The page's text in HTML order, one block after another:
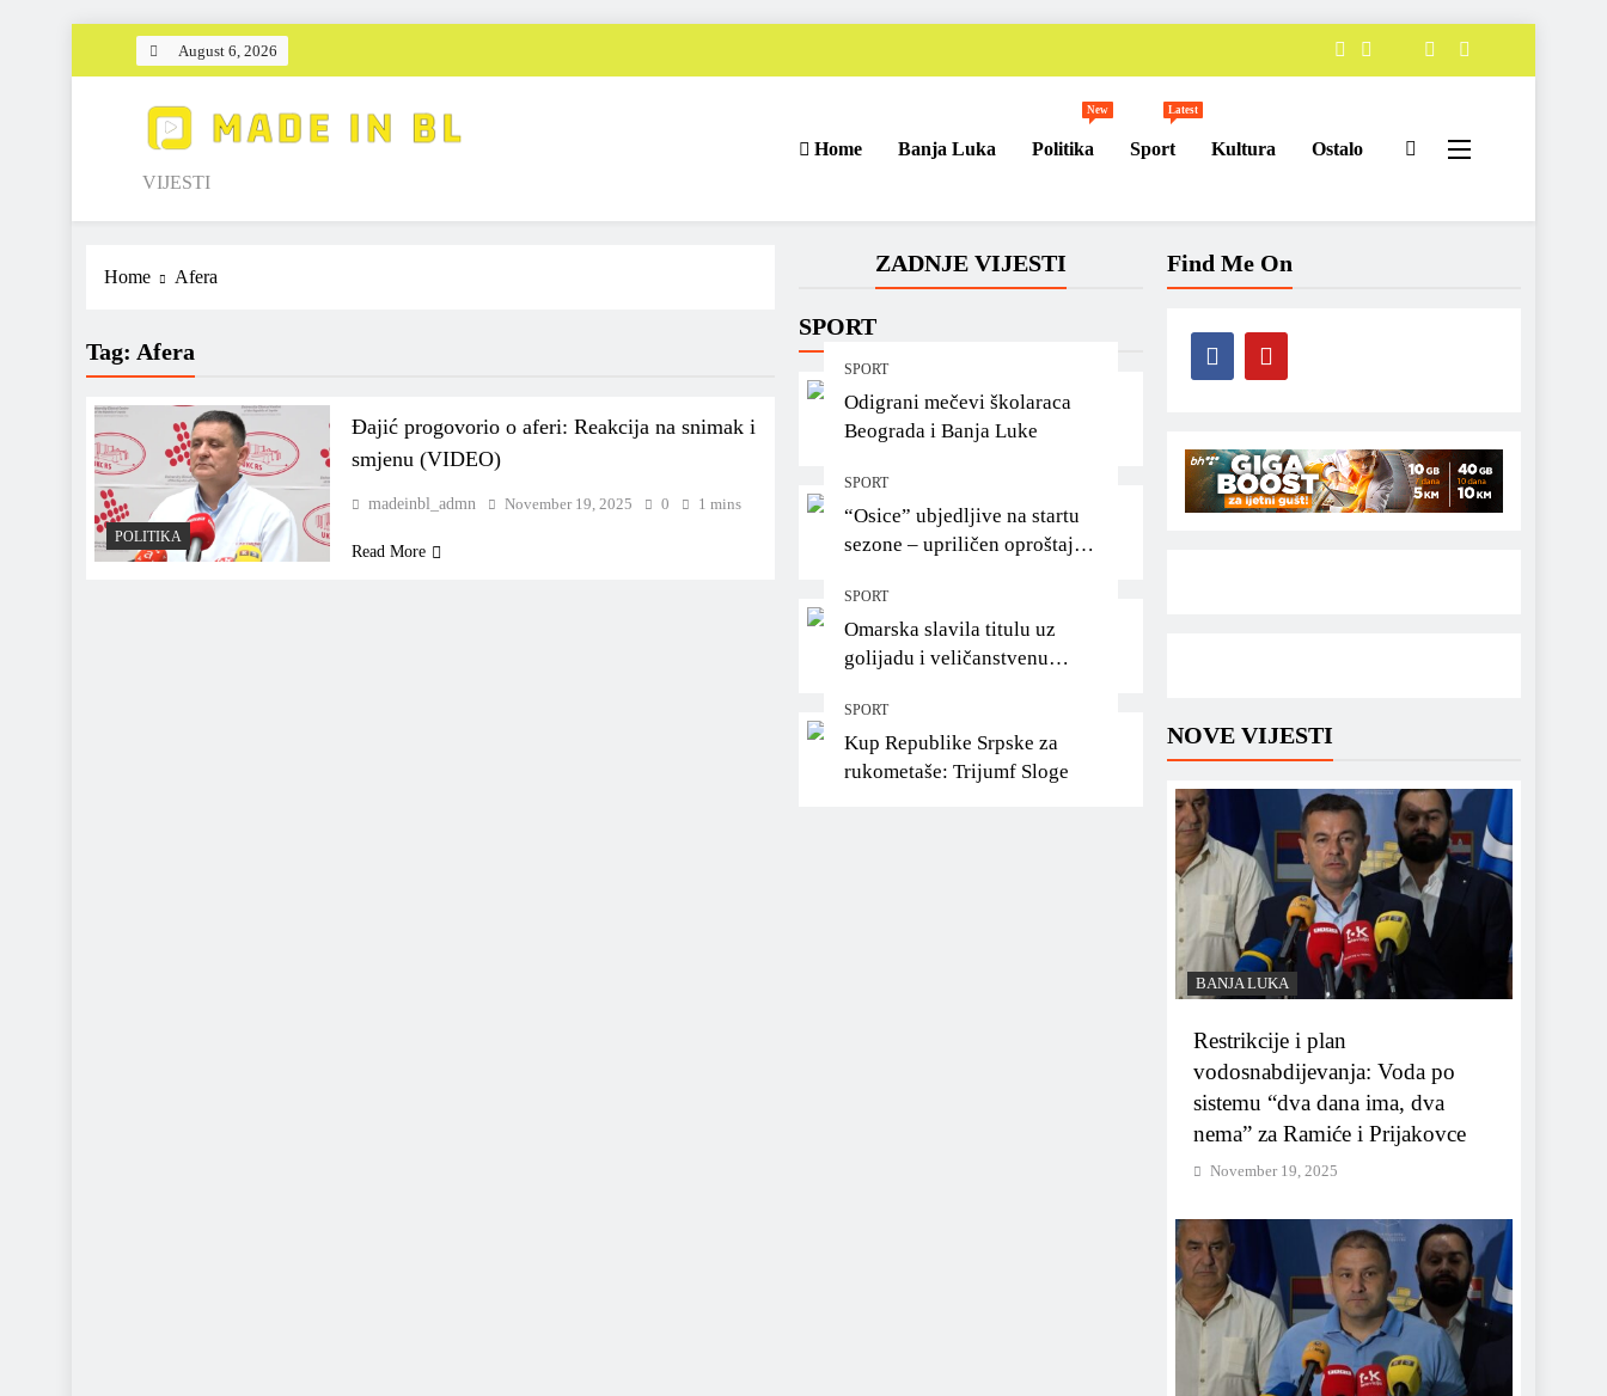
August 6, 2026
Made in BL
VIJESTI
Home Banja Luka Politika
New
Sport
Latest
Kultura Ostalo
ZADNJE VIJESTI
SPORT
SPORT
Odigrani mečevi školaraca
Beograda i Banja Luke
SPORT
“Osice” ubjedljive na startu
sezone – upriličen oproštaj za
SPORT
Omarska slavila titulu uz
golijadu i veličanstvenu
navijačima
SPORT
Kup Republike Srpske za
rukometaše: Trijumf Sloge
Home Afera
Tag: Afera
POLITIKA
Đajić progovorio o aferi: Reakcija na snimak i
smjenu (VIDEO)
madeinbl_admn November 19, 2025 0 1 mins
Read More
Find Me On
NOVE VIJESTI
BANJA LUKA
Restrikcije i plan
vodosnabdijevanja: Voda po
sistemu “dva dana ima, dva
nema” za Ramiće i Prijakovce
November 19, 2025